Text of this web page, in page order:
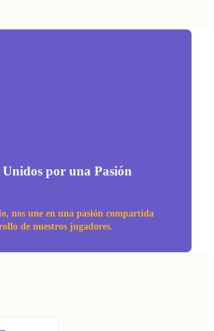
por una Pasión
nos une en una pasión compartida
de nuestros jugadores.